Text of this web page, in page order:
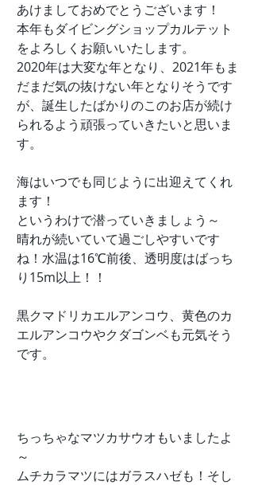
あけましておめでとうございます！
本年もダイビングショップカルテット
をよろしくお願いいたします。
2020年は大変な年となり、2021年もま
だまだ気の抜けない年となりそうです
が、誕生したばかりのこのお店が続け
られるよう頑張っていきたいと思いま
す。
海はいつでも同じように出迎えてくれ
ます！
というわけで潜っていきましょう～
晴れが続いていて過ごしやすいです
ね！水温は16℃前後、透明度はばっち
り15m以上！！
黒クマドリカエルアンコウ、黄色のカ
エルアンコウやクダゴンベも元気そう
です。
ちっちゃなマツカサウオもいましたよ
～
ムチカラマツにはガラスハゼも！そし